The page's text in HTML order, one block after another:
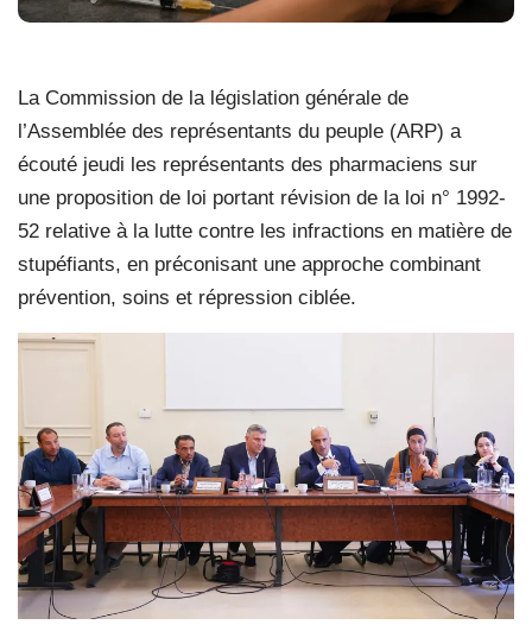
La Commission de la législation générale de
l’Assemblée des représentants du peuple (ARP) a
écouté jeudi les représentants des pharmaciens sur
une proposition de loi portant révision de la loi n° 1992-
52 relative à la lutte contre les infractions en matière de
stupéfiants, en préconisant une approche combinant
prévention, soins et répression ciblée.